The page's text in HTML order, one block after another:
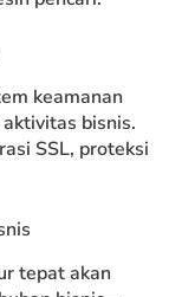
keamanan
bisnis.
SSL, proteksi
tepat akan